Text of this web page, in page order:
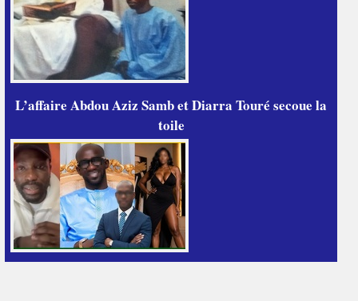
L’affaire Abdou Aziz Samb et Diarra Touré secoue la
toile